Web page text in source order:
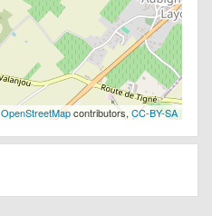
OpenStreetMapcontributors, CC-BY-SA